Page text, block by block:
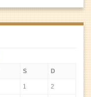
S D
1 2